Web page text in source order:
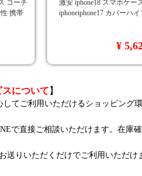
コーチ
性 携帯
激安 iphone18 スマホケー
iphoneiphone17 カバーハ
¥
について 】
てご利用いただけるショッピング
で直接ご相談いただけます。在庫
りいただくだけでご利用いただけ